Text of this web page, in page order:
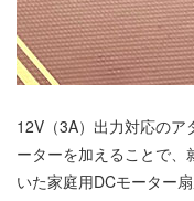
12V（3A）出力対応の
ーターを加えることで
いた家庭用DCモーター